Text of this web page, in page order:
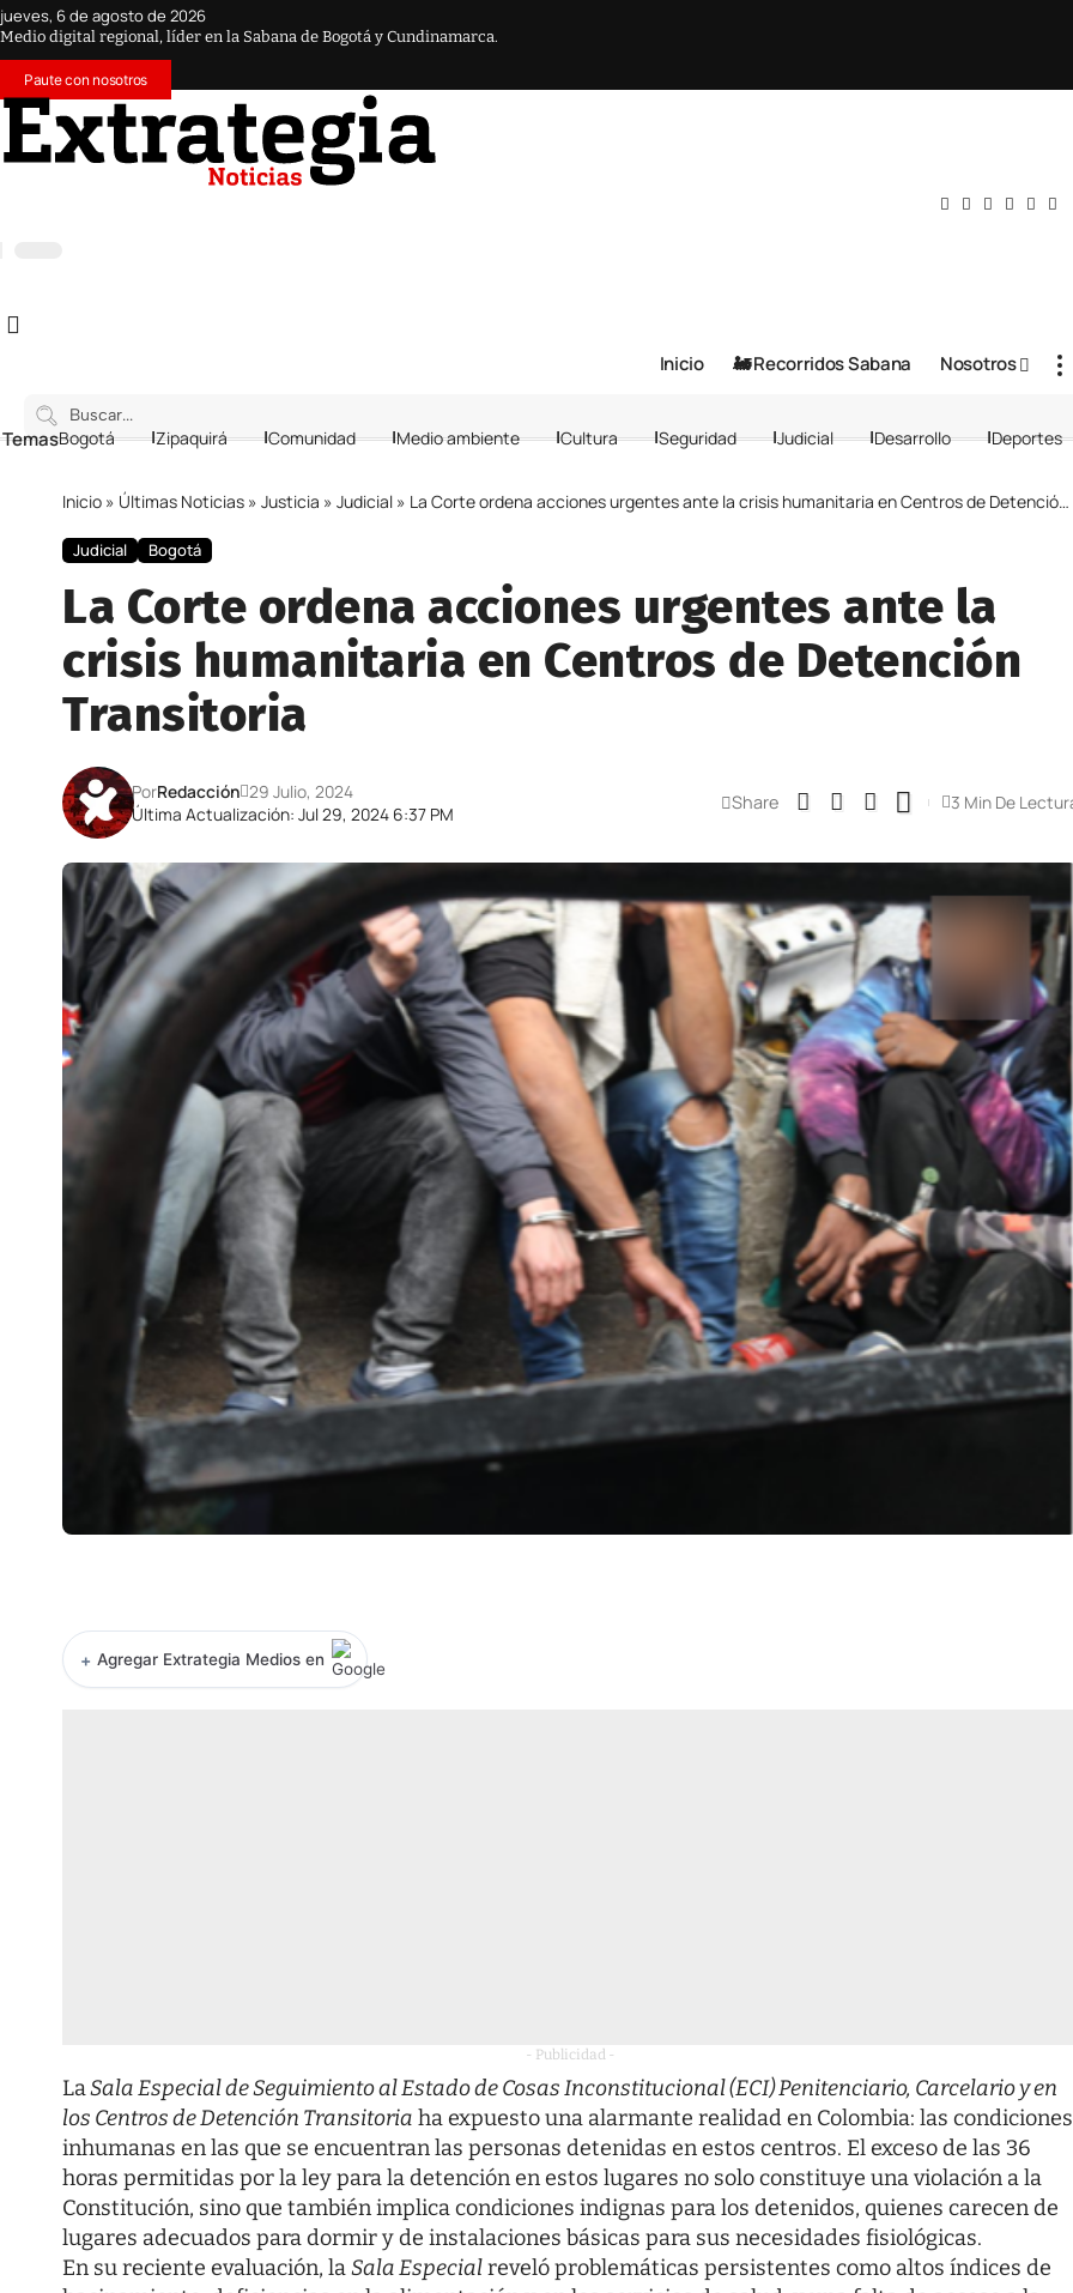
jueves, 6 de agosto de 2026
Medio digital regional, líder en la Sabana de Bogotá y Cundinamarca.
Paute con nosotros
Inicio 🚂 Recorridos Sabana Nosotros
Bogotá Zipaquirá Comunidad Medio ambiente Cultura Seguridad Judicial Desarrollo Deportes
Inicio » Últimas Noticias » Justicia » Judicial » La Corte ordena acciones urgentes ante la crisis humanitaria en Centros de Detención Transitoria
Judicial Bogotá
La Corte ordena acciones urgentes ante la
crisis humanitaria en Centros de Detención
Transitoria
Última Actualización: Jul 29, 2024 6:37 PM
PorRedacción 29 Julio, 2024 Share 3 Min De
+ Agregar Extrategia Medios en
- Publicidad -
LaSala Especial de Seguimiento al Estado de Cosas Inconstitucional (ECI) Penitenciario, Carcelario y en
los Centros de Detención Transitoria ha expuesto una alarmante realidad en Colombia: las condiciones
inhumanas en las que se encuentran las personas detenidas en estos centros. El exceso de las 36
horas permitidas por la ley para la detención en estos lugares no solo constituye una violación a la
Constitución, sino que también implica condiciones indignas para los detenidos, quienes carecen de
lugares adecuados para dormir y de instalaciones básicas para sus necesidades fisiológicas.
En su reciente evaluación, laSala Especialreveló problemáticas persistentes como altos índices de